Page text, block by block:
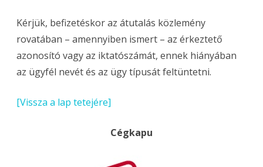
Kérjük, befizetéskor az átutalás közlemény
rovatában – amennyiben ismert – az érkeztető
azonosító vagy az iktatószámát, ennek hiányában
az ügyfél nevét és az ügy típusát feltüntetni.
[Vissza a lap tetejére]
Cégkapu